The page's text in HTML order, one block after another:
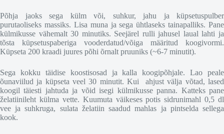
Põhja jaoks sega külm või, suhkur, jahu ja küpsetuspulber
purutaoliseks massiks. Lisa muna ja sega ühtlaseks tainapalliks. Pane
külmikusse vähemalt 30 minutiks. Seejärel rulli jahusel laual lahti ja
tõsta küpsetuspaberiga vooderdatud/võiga määritud koogivormi.
Küpseta 200 kraadi juures põhi õrnalt pruuniks (~6-7 minutit).
Sega kokku täidise koostisosad ja kalla koogipõhjale. Lao peale
õunaviilud ja küpseta veel 30 minutit. Kui ahjust välja võtad, lased
koogil täiesti jahtuda ja võid isegi külmikusse panna. Katteks pane
želatiinileht külma vette. Kuumuta väikeses potis sidrunimahl 0,5 dl
vee ja suhkruga, sulata želatiin saadud mahlas ja pintselda sellega
kook.